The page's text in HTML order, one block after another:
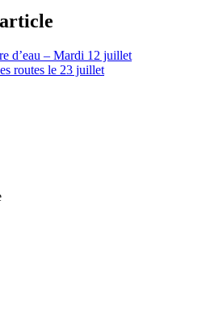
d’eau – Mardi 12 juillet
routes le 23 juillet